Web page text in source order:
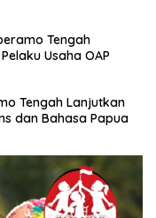
Tengah
Usaha OAP
Tengah Lanjutkan
dan Bahasa Papua